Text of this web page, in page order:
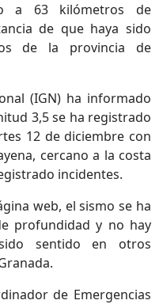
a 63 kilómetros de
de que haya sido
de la provincia de
(IGN) ha informado
3,5 se ha registrado
12 de diciembre con
cercano a la costa
incidentes.
web, el sismo se ha
profundidad y no hay
sentido en otros
de Emergencias